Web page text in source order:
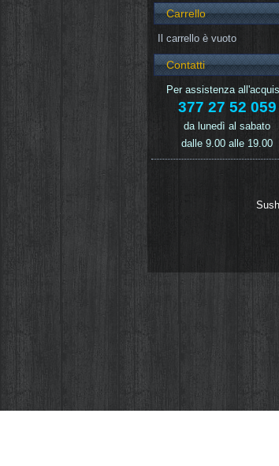
Carrello
Il carrello è vuoto
Contatti
Per assistenza
377 27 52 059
da lunedì al sabato
dalle 9.00 alle 19.00